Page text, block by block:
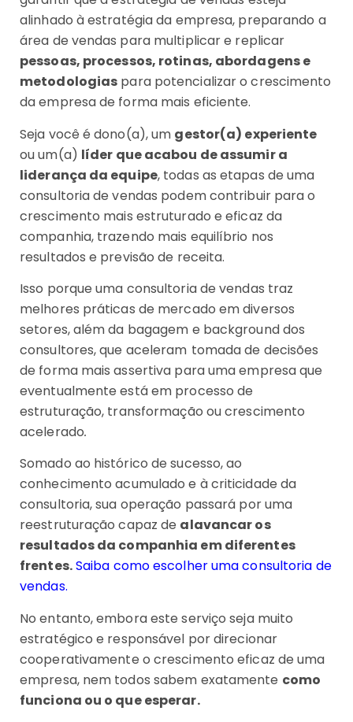
alinhado à estratégia da empresa, preparando a
área de vendas para multiplicar e replicar
pessoas, processos, rotinas, abordagens e
metodologias para potencializar o crescimento
da empresa de forma mais eficiente.
Seja você é dono(a), um gestor(a) experiente
ou um(a) líder que acabou de assumir a
liderança da equipe, todas as etapas de uma
consultoria de vendas podem contribuir para o
crescimento mais estruturado e eficaz da
companhia, trazendo mais equilíbrio nos
resultados e previsão de receita.
Isso porque uma consultoria de vendas traz
melhores práticas de mercado em diversos
setores, além da bagagem e background dos
consultores, que aceleram tomada de decisões
de forma mais assertiva para uma empresa que
eventualmente está em processo de
estruturação, transformação ou crescimento
acelerado.
Somado ao histórico de sucesso, ao
conhecimento acumulado e à criticidade da
consultoria, sua operação passará por uma
reestruturação capaz de alavancar os
resultados da companhia em diferentes
frentes.Saiba como escolher uma consultoria de
vendas.
No entanto, embora este serviço seja muito
estratégico e responsável por direcionar
cooperativamente o crescimento eficaz de uma
empresa, nem todos sabem exatamente como
funciona ou o que esperar.